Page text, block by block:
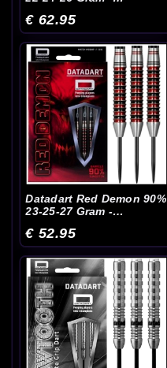
€ 62.95
Datadart Red Demon 90%
23-25-27 Gram -
€ 52.95